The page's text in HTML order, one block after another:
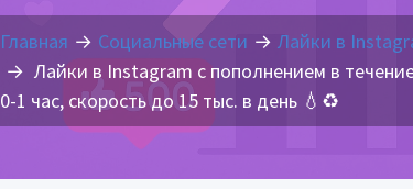
Главная Социальные сети
Лайки в
Лайки в Instagram с пополнением в
0-1 час, скорость до 15 тыс. в день 💧♻️